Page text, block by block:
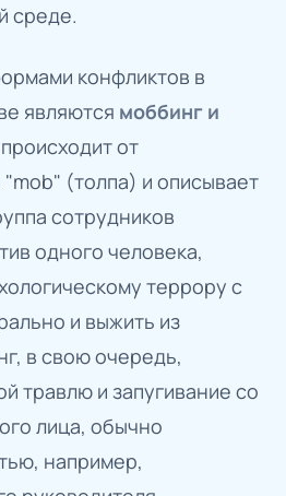
среде.
конфликтов в
являются моббинг и
от
"mob" (толпа) и описывает
сотрудников
одного человека,
террору с
и выжить из
в свою очередь,
травлю и запугивание со
лица, обычно
например,